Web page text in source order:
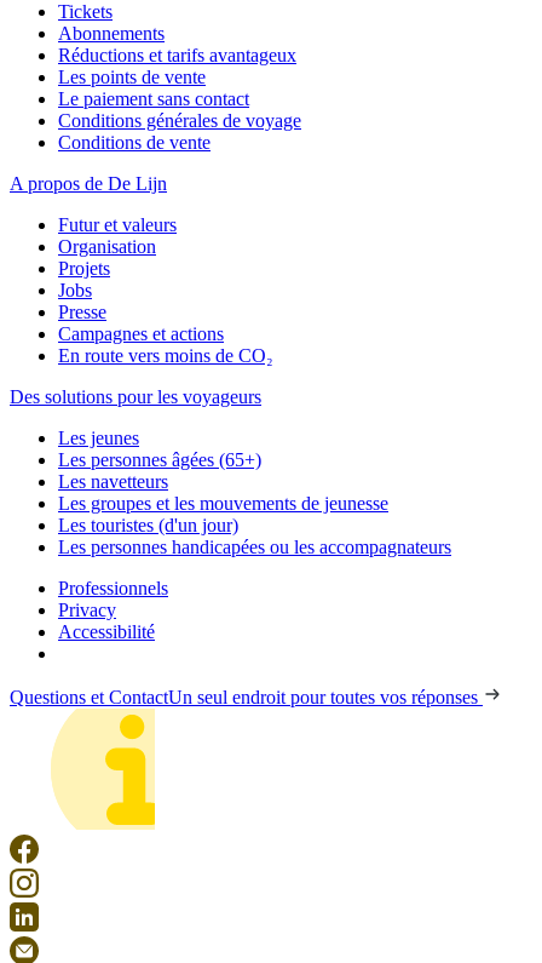
Tickets
Abonnements
Réductions et tarifs avantageux
Les points de vente
Le paiement sans contact
Conditions générales de voyage
Conditions de vente
A propos de De Lijn
Futur et valeurs
Organisation
Projets
Jobs
Presse
Campagnes et actions
En route vers moins de CO₂
Des solutions pour les voyageurs
Les jeunes
Les personnes âgées (65+)
Les navetteurs
Les groupes et les mouvements de jeunesse
Les touristes (d'un jour)
Les personnes handicapées ou les accompagnateurs
Professionnels
Privacy
Accessibilité
Questions et ContactUn seul endroit pour toutes vos réponses